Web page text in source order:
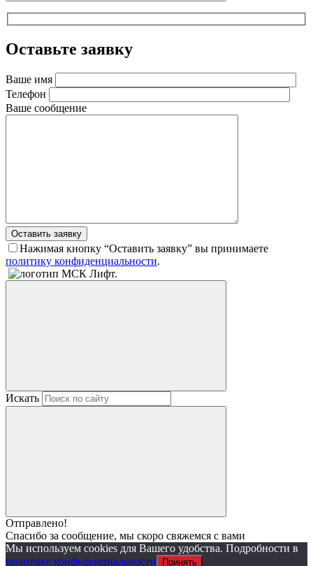
Оставьте заявку
Ваше имя
Телефон
Ваше сообщение
Оставить заявку
Нажимая кнопку “Оставить заявку” вы принимаете
политику конфиденциальности.
Искать
Отправлено!
Спасибо за сообщение, мы скоро свяжемся с вами
Мы используем cookies для Вашего удобства. Подробности в
политике конфиденциальности
Принять